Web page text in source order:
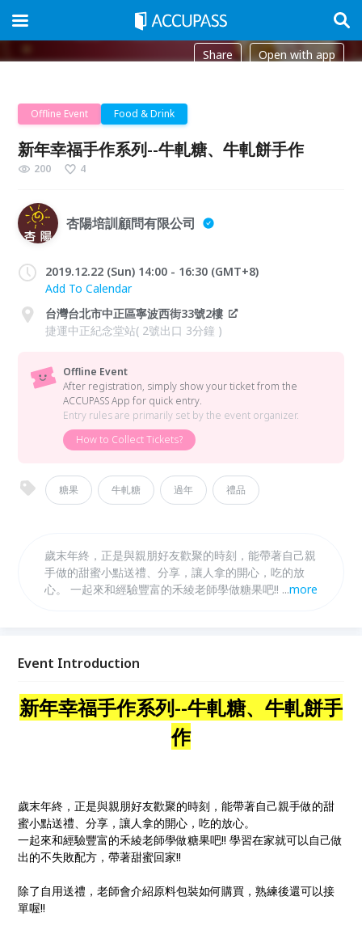
Share Open with app
Offline Event Food & Drink
新年幸福手作系列--牛軋糖、牛軋餅手作
200 4
杏陽培訓顧問有限公司
2019.12.22 (Sun) 14:00 - 16:30 (GMT+8)
Add To Calendar
台灣台北市中正區寧波西街33號2樓
捷運中正紀念堂站( 2號出口 3分鐘 )
Offline Event
After registration, simply show your ticket from the
ACCUPASS App for quick entry.
Entry rules are primarily set by the event organizer.
How to Collect Tickets?
糖果 牛軋糖 過年 禮品
歲末年終，正是與親朋好友歡聚的時刻，能帶著自己親
手做的甜蜜小點送禮、分享，讓人拿的開心，吃的放
心。 一起來和經驗豐富的禾綾老師學做糖果吧!! 學習在
...more
Event Introduction
新年幸福手作系列--牛軋糖、牛軋餅手
作
歲末年終，正是與親朋好友歡聚的時刻，能帶著自己親手做的甜
蜜小點送禮、分享，讓人拿的開心，吃的放心。
一起來和經驗豐富的禾綾老師學做糖果吧!! 學習在家就可以自己做
出的不失敗配方，帶著甜蜜回家!!
除了自用送禮，老師會介紹原料包裝如何購買，熟練後還可以接
單喔!!